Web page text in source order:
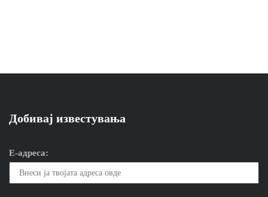
Добивај известувања
Е-адреса: